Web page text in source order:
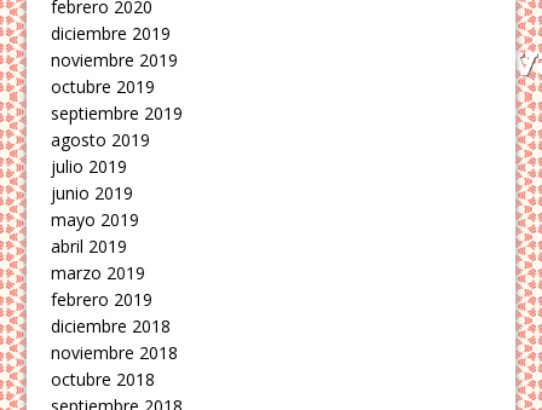
febrero 2020
diciembre 2019
noviembre 2019
octubre 2019
septiembre 2019
agosto 2019
julio 2019
junio 2019
mayo 2019
abril 2019
marzo 2019
febrero 2019
diciembre 2018
noviembre 2018
octubre 2018